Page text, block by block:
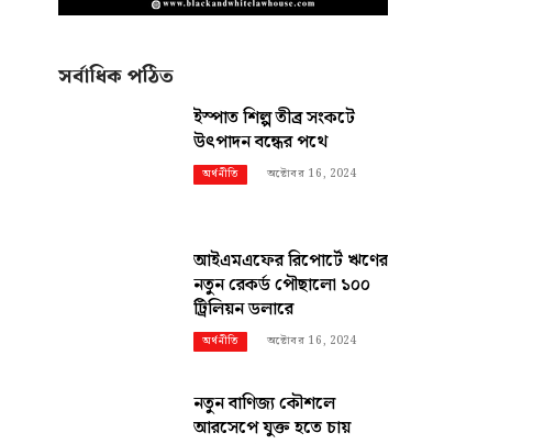
সর্বাধিক পঠিত
ইস্পাত শিল্প তীব্র সংকটে
উৎপাদন বন্ধের পথে
অর্থনীতি অক্টোবর 16, 2024
আইএমএফের রিপোর্টে ঋণের
নতুন রেকর্ড পৌছালো ১০০
ট্রিলিয়ন ডলারে
অর্থনীতি অক্টোবর 16, 2024
নতুন বাণিজ্য কৌশলে
আরসেপে যুক্ত হতে চায়